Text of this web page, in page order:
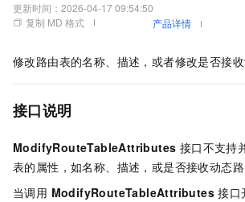
更新时间： 2026-04-17 09:54:50
复制 MD 格式
产品详情
修改路由表的名称、描述，或者修改是否接收
接口说明
ModifyRouteTableAttributes 接口不支持
表的属性，如名称、描述，或是否接收动态路
当调用 ModifyRouteTableAttributes 接口